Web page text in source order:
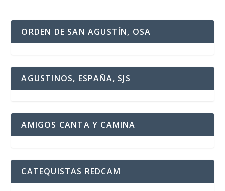
ORDEN DE SAN AGUSTÍN, OSA
AGUSTINOS, ESPAÑA, SJS
AMIGOS CANTA Y CAMINA
CATEQUISTAS REDCAM